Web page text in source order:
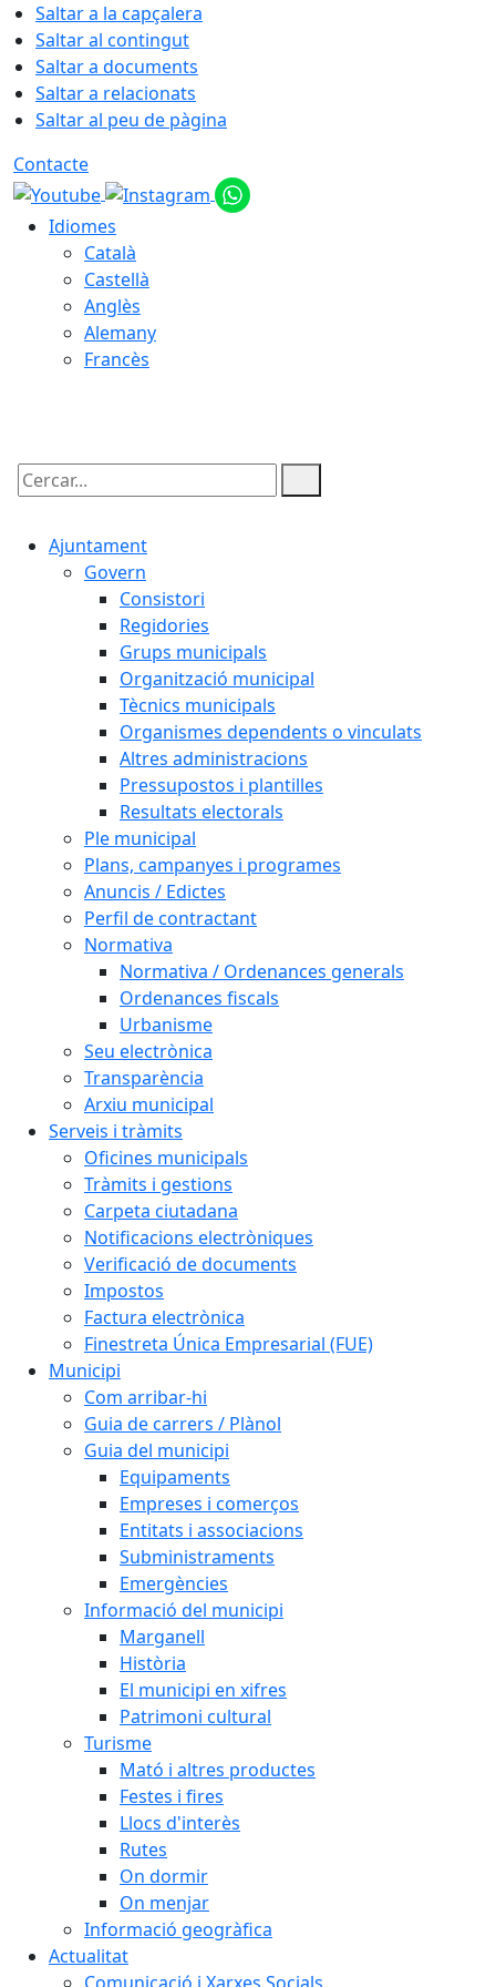
Saltar a la capçalera
Saltar al contingut
Saltar a documents
Saltar a relacionats
Saltar al peu de pàgina
Contacte
Idiomes
Català
Castellà
Anglès
Alemany
Francès
Cercar:
Ajuntament
Govern
Consistori
Regidories
Grups municipals
Organització municipal
Tècnics municipals
Organismes dependents o vinculats
Altres administracions
Pressupostos i plantilles
Resultats electorals
Ple municipal
Plans, campanyes i programes
Anuncis / Edictes
Perfil de contractant
Normativa
Normativa / Ordenances generals
Ordenances fiscals
Urbanisme
Seu electrònica
Transparència
Arxiu municipal
Serveis i tràmits
Oficines municipals
Tràmits i gestions
Carpeta ciutadana
Notificacions electròniques
Verificació de documents
Impostos
Factura electrònica
Finestreta Única Empresarial (FUE)
Municipi
Com arribar-hi
Guia de carrers / Plànol
Guia del municipi
Equipaments
Empreses i comerços
Entitats i associacions
Subministraments
Emergències
Informació del municipi
Marganell
Història
El municipi en xifres
Patrimoni cultural
Turisme
Mató i altres productes
Festes i fires
Llocs d'interès
Rutes
On dormir
On menjar
Informació geogràfica
Actualitat